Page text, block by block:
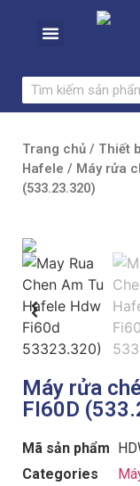
Trang chủ / Thiết
Hafele / Máy rửa
(533.23.320)
Máy rửa
FI60D
Mã sản phẩm
Categories